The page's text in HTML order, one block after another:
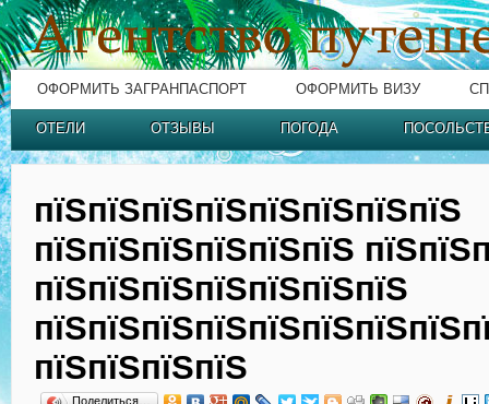
ОФОРМИТЬ ЗАГРАНПАСПОРТ ОФОРМИТЬ ВИЗУ
ОТЕЛИ ОТЗЫВЫ ПОГОДА
пїЅпїЅпїЅпїЅпїЅпїЅпїЅпїЅ
пїЅпїЅпїЅпїЅпїЅпїЅ
пїЅпїЅпїЅпїЅпїЅпїЅпїЅ
пїЅпїЅпїЅпїЅ
Поделиться…